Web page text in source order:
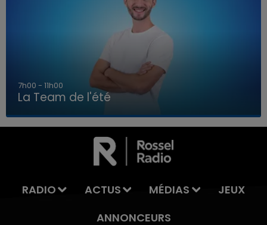
LA TEAM DE L'ÉTÉ
7h00 - 11h00
La Team de l'été
RADIO ACTUS MÉDIAS
JEUX
ANNONCEURS